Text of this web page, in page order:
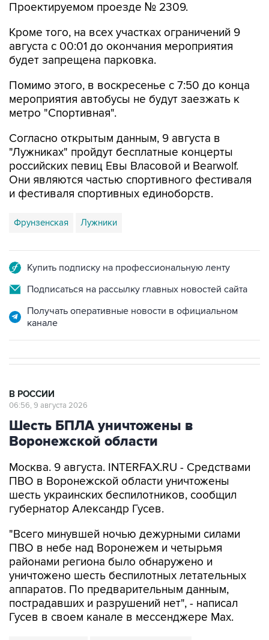
Проектируемом проезде № 2309.
Кроме того, на всех участках ограничений 9
августа с 00:01 до окончания мероприятия
будет запрещена парковка.
Помимо этого, в воскресенье с 7:50 до конца
мероприятия автобусы не будут заезжать к
метро "Спортивная".
Согласно открытым данным, 9 августа в
"Лужниках" пройдут бесплатные концерты
российских певиц Евы Власовой и Bearwolf.
Они являются частью спортивного фестиваля
и фестиваля спортивных единоборств.
Фрунзенская Лужники
Купить подписку на профессиональную ленту
Подписаться на рассылку главных новостей сайта
Получать оперативные новости в официальном
канале
В РОССИИ
06:56, 9 августа 2026
Шесть БПЛА уничтожены в
Воронежской области
Москва. 9 августа. INTERFAX.RU - Средствами
ПВО в Воронежской области уничтожены
шесть украинских беспилотников, сообщил
губернатор Александр Гусев.
"Всего минувшей ночью дежурными силами
ПВО в небе над Воронежем и четырьмя
районами региона было обнаружено и
уничтожено шесть беспилотных летательных
аппаратов. По предварительным данным,
пострадавших и разрушений нет", - написал
Гусев в своем канале в мессенджере Max.